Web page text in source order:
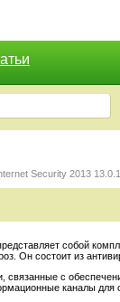
Security 2013
собой
Он состоит из
с
каналы для